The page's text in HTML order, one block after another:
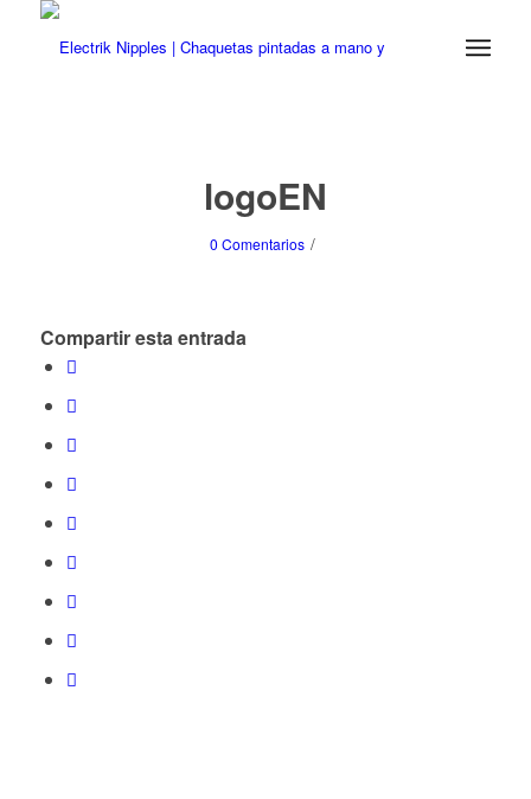
logoEN
0 Comentarios /
Compartir esta entrada